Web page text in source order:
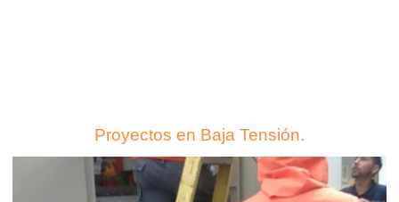
Proyectos en Baja Tensión.